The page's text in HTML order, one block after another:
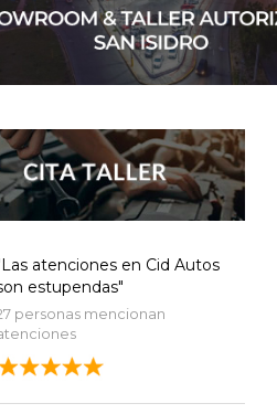
atenciones en Cid Autos
estupendas"
personas mencionan